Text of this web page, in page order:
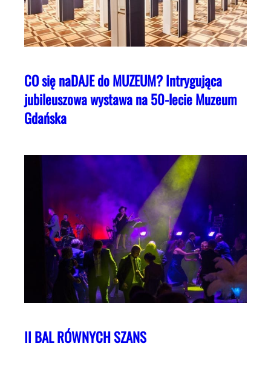
CO się naDAJE do MUZEUM? Intrygująca
jubileuszowa wystawa na 50-lecie Muzeum
Gdańska
II BAL RÓWNYCH SZANS